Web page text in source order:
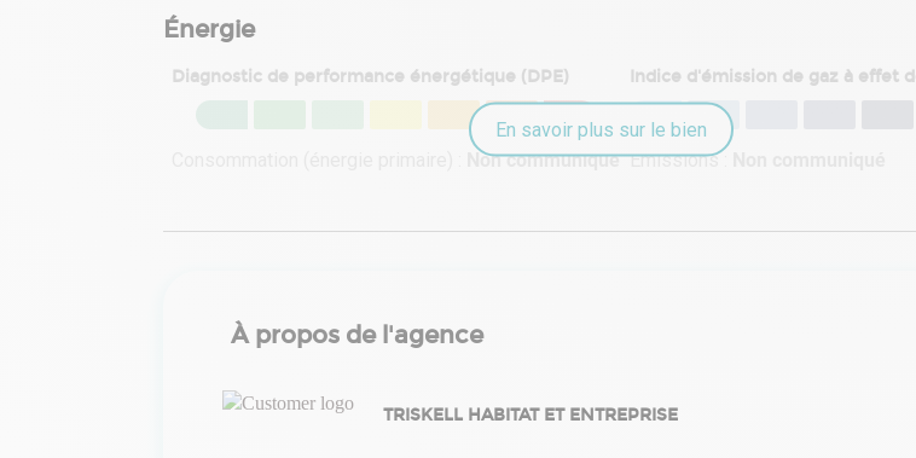
Énergie
Diagnostic de performance énergétique (DPE)
Non communiqué
Indice d'émission de gaz à effet
Émissions :
En savoir plus sur le bien
À propos de l'agence
TRISKELL HABITAT ET ENTREPRISE